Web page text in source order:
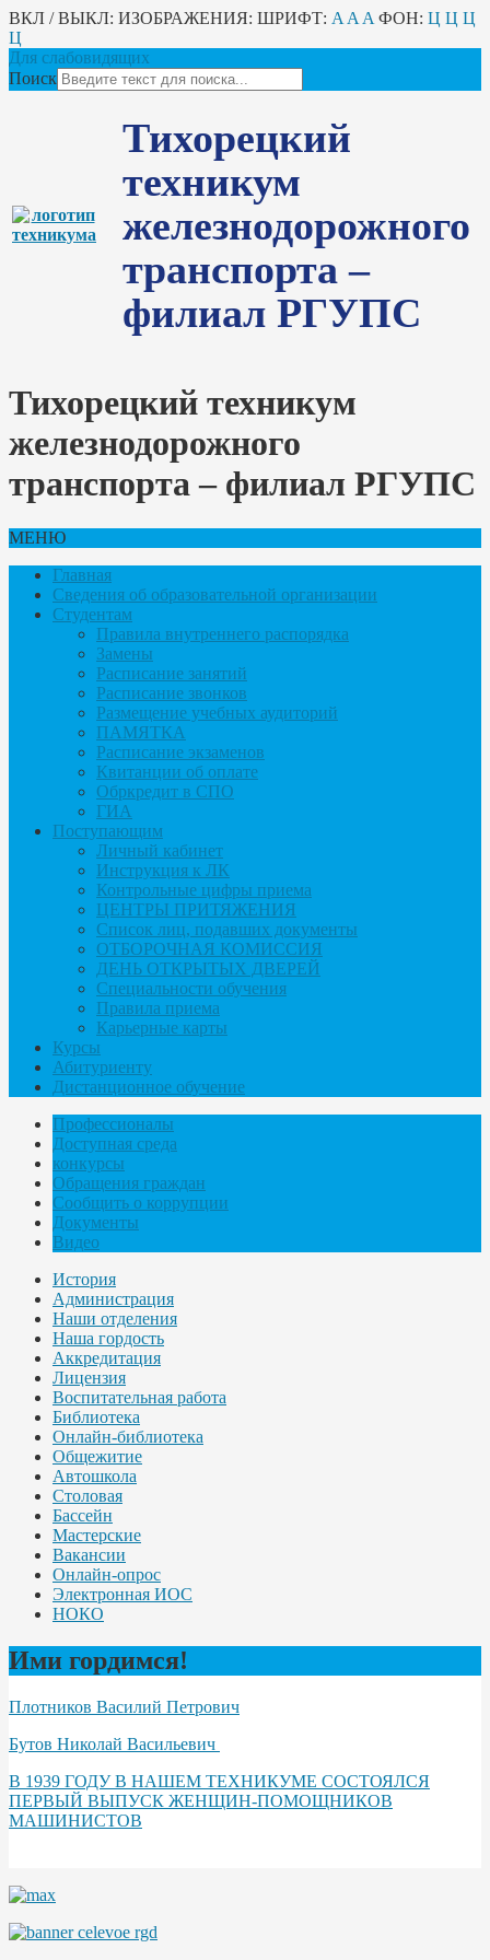
ВКЛ / ВЫКЛ: ИЗОБРАЖЕНИЯ: ШРИФТ: A A A ФОН: Ц Ц Ц
Ц
Для слабовидящих
Поиск
Тихорецкий
техникум
железнодорожного
транспорта –
филиал РГУПС
Тихорецкий техникум
железнодорожного
транспорта – филиал РГУПС
МЕНЮ
Главная
Сведения об образовательной организации
Студентам
Правила внутреннего распорядка
Замены
Расписание занятий
Расписание звонков
Размещение учебных аудиторий
ПАМЯТКА
Расписание экзаменов
Квитанции об оплате
Обркредит в СПО
ГИА
Поступающим
Личный кабинет
Инструкция к ЛК
Контрольные цифры приема
ЦЕНТРЫ ПРИТЯЖЕНИЯ
Список лиц, подавших документы
ОТБОРОЧНАЯ КОМИССИЯ
ДЕНЬ ОТКРЫТЫХ ДВЕРЕЙ
Специальности обучения
Правила приема
Карьерные карты
Курсы
Абитуриенту
Дистанционное обучение
Профессионалы
Доступная среда
конкурсы
Обращения граждан
Сообщить о коррупции
Документы
Видео
История
Администрация
Наши отделения
Наша гордость
Аккредитация
Лицензия
Воспитательная работа
Библиотека
Онлайн-библиотека
Общежитие
Автошкола
Столовая
Бассейн
Мастерские
Вакансии
Онлайн-опрос
Электронная ИОС
НОКО
Ими гордимся!
Плотников Василий Петрович
Бутов Николай Васильевич
В 1939 ГОДУ В НАШЕМ ТЕХНИКУМЕ СОСТОЯЛСЯ
ПЕРВЫЙ ВЫПУСК ЖЕНЩИН-ПОМОЩНИКОВ
МАШИНИСТОВ